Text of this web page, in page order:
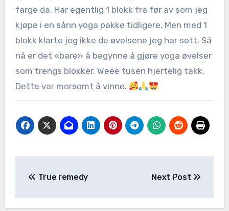
farge da. Har egentlig 1 blokk fra før av som jeg
kjøpe i en sånn yoga pakke tidligere. Men med 1
blokk klarte jeg ikke de øvelsene jeg har sett. Så
nå er det «bare» å begynne å gjøre yoga øvelser
som trengs blokker. Weee tusen hjertelig takk.
Dette var morsomt å vinne.
True remedy Next Post